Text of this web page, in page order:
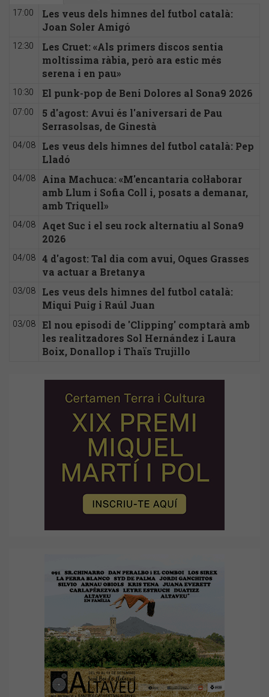
17:00
Les veus dels himnes del futbol català:
Joan Soler Amigó
12:30
Les Cruet: «Als primers discos sentia
moltíssima ràbia, però ara estic més
serena i en pau»
10:30 El punk-pop de Beni Dolores al Sona9 2026
07:00
5 d'agost: Avui és l'aniversari de Pau
Serrasolsas, de Ginestà
04/08
Les veus dels himnes del futbol català: Pep
Lladó
04/08
Aina Machuca: «M'encantaria col·laborar
amb Llum i Sofia Coll i, posats a demanar,
amb Triquell»
04/08
Aqet Suc i el seu rock alternatiu al Sona9
2026
04/08
4 d'agost: Tal dia com avui, Oques Grasses
va actuar a Bretanya
03/08
Les veus dels himnes del futbol català:
Miqui Puig i Raúl Juan
03/08
El nou episodi de 'Clipping' comptarà amb
les realitzadores Sol Hernández i Laura
Boix, Donallop i Thaïs Trujillo